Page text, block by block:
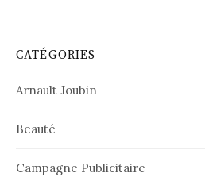
CATÉGORIES
Arnault Joubin
Beauté
Campagne Publicitaire